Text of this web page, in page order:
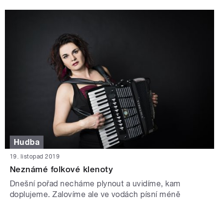
Hudba
19. listopad 2019
Neznámé folkové klenoty
Dnešní pořad necháme plynout a uvidíme, kam
doplujeme. Zalovíme ale ve vodách písní méně